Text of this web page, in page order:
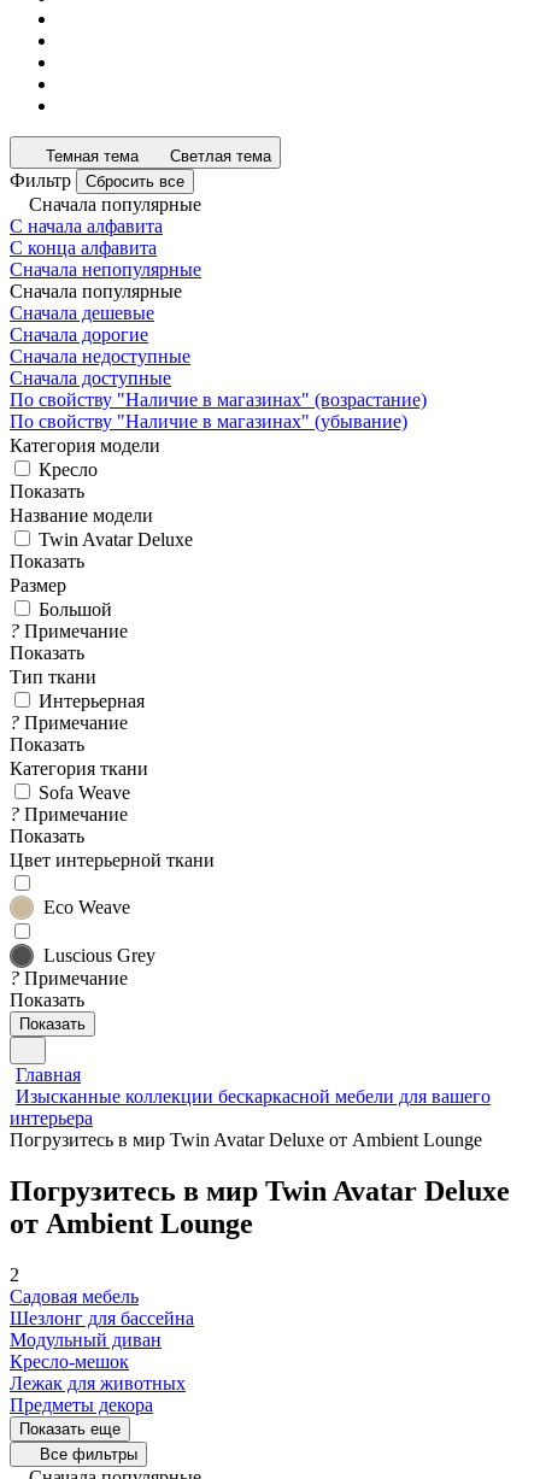
Темная тема Светлая тема
Фильтр Сбросить все
Сначала популярные
С начала алфавита
С конца алфавита
Сначала непопулярные
Сначала популярные
Сначала дешевые
Сначала дорогие
Сначала недоступные
Сначала доступные
По свойству "Наличие в магазинах" (возрастание)
По свойству "Наличие в магазинах" (убывание)
Категория модели
Кресло
Показать
Название модели
Twin Avatar Deluxe
Показать
Размер
Большой
? Примечание
Показать
Тип ткани
Интерьерная
? Примечание
Показать
Категория ткани
Sofa Weave
? Примечание
Показать
Цвет интерьерной ткани
Eco Weave
Luscious Grey
? Примечание
Показать
Показать
Главная
Изысканные коллекции бескаркасной мебели для вашего
интерьера
Погрузитесь в мир Twin Avatar Deluxe от Ambient Lounge
Погрузитесь в мир Twin Avatar Deluxe
от Ambient Lounge
2
Садовая мебель
Шезлонг для бассейна
Модульный диван
Кресло-мешок
Лежак для животных
Предметы декора
Показать еще
Все фильтры